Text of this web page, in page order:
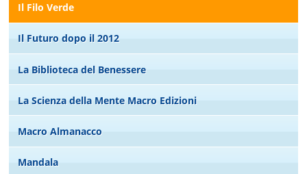
Il Filo Verde
Il Futuro dopo il 2012
La Biblioteca del Benessere
La Scienza della Mente Macro Edizioni
Macro Almanacco
Mandala